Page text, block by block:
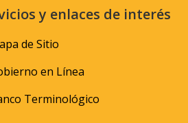
y enlaces de interés
de Sitio
en Línea
Terminológico